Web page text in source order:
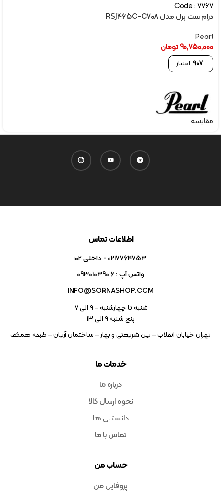
Code : 7767
درام ست پرل مدل RSJ465C-C708
Pearl
90,750,000تومان
907 امتیاز
مقایسه
خدمات ما
درباره ما
نحوه ارسال کالا
دانستنی ها
تماس با ما
حساب من
پروفایل من
اطلاعات تماس
02177647531 - داخلی ۱۰۲
واتس آپ : 09301039016
INFO@SORNASHOP.COM
شنبه تا چهارشنبه – ۹ الی 17
پنج شنبه ۹ الی 13
تهران خیابان انقلاب – بین شریعتی و بهار – ساختمان آریان – طبقه همکف